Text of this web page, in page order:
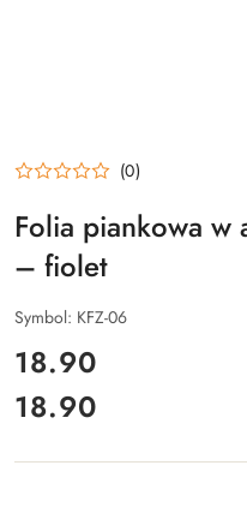
(0)
Folia piankowa w
– fiolet
Symbol: KFZ-06
cena:
18.90
Cena:
18.90